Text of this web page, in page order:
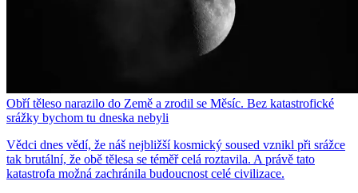
Obří těleso narazilo do Země a zrodil se Měsíc. Bez katastrofické
srážky bychom tu dneska nebyli
Vědci dnes vědí, že náš nejbližší kosmický soused vznikl při srážce
tak brutální, že obě tělesa se téměř celá roztavila. A právě tato
katastrofa možná zachránila budoucnost celé civilizace.